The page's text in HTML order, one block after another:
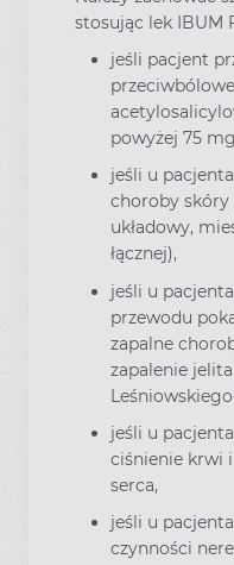
stosując lek IBUM
jeśli pacjent
powyżej 75
jeśli u
choroby
układowy,
łącznej),
jeśli u
przewodu
zapalne
zapalenie
jeśli u
ciśnienie krwi
serca,
jeśli u
czynności